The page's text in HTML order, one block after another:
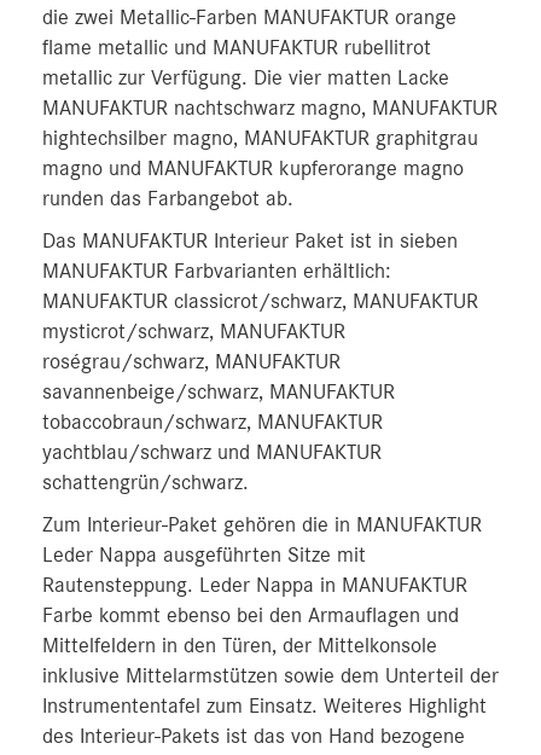
die zwei Metallic-Farben MANUFAKTUR orange
flame metallic und MANUFAKTUR rubellitrot
metallic zur Verfügung. Die vier matten Lacke
MANUFAKTUR nachtschwarz magno, MANUFAKTUR
hightechsilber magno, MANUFAKTUR graphitgrau
magno und MANUFAKTUR kupferorange magno
runden das Farbangebot ab.
Das MANUFAKTUR Interieur Paket ist in sieben
MANUFAKTUR Farbvarianten erhältlich:
MANUFAKTUR classicrot/schwarz, MANUFAKTUR
mysticrot/schwarz, MANUFAKTUR
roségrau/schwarz, MANUFAKTUR
savannenbeige/schwarz, MANUFAKTUR
tobaccobraun/schwarz, MANUFAKTUR
yachtblau/schwarz und MANUFAKTUR
schattengrün/schwarz.
Zum Interieur-Paket gehören die in MANUFAKTUR
Leder Nappa ausgeführten Sitze mit
Rautensteppung. Leder Nappa in MANUFAKTUR
Farbe kommt ebenso bei den Armauflagen und
Mittelfeldern in den Türen, der Mittelkonsole
inklusive Mittelarmstützen sowie dem Unterteil der
Instrumententafel zum Einsatz. Weiteres Highlight
des Interieur-Pakets ist das von Hand bezogene